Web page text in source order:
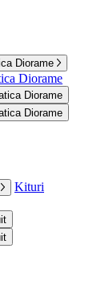
Diorame
Diorame
Diorame
Diorame
Kituri